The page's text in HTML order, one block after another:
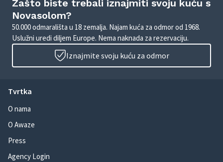
Zašto biste trebali iznajmiti svoju kuću s
Novasolom?
50.000 odmarališta u 18 zemalja. Najam kuća za odmor od 1968.
Uslužni uredi diljem Europe. Nema naknada za rezervaciju.
Iznajmite svoju kuću za odmor
Tvrtka
O nama
O Awaze
Press
Agency Login